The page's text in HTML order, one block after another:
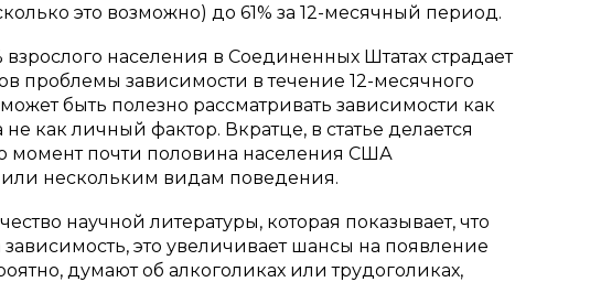
это возможно) до 61% за 12-месячный период.
взрослого населения в Соединенных Штатах страдает
проблемы зависимости в течение 12-месячного
быть полезно рассматривать зависимости как
как личный фактор. Вкратце, в статье делается
момент почти половина населения США
или нескольким видам поведения.
научной литературы, которая показывает, что
зависимость, это увеличивает шансы на появление
думают об алкоголиках или трудоголиках,